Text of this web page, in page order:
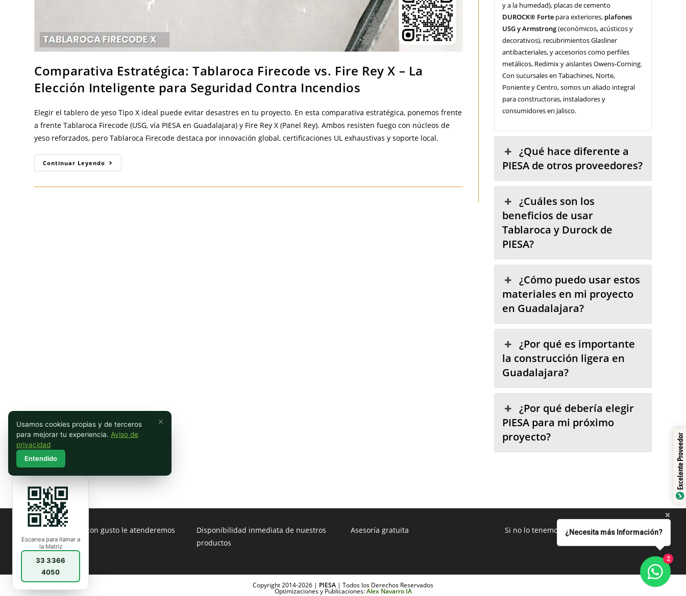
¿Necesita más Información?
2
Comparativa Estratégica: Tablaroca Firecode vs. Fire Rey X – La
Elección Inteligente para Seguridad Contra Incendios
Elegir el tablero de yeso Tipo X ideal puede evitar desastres en tu proyecto. En esta comparativa estratégica, ponemos frente
a frente Tablaroca Firecode (USG, vía PIESA en Guadalajara) y Fire Rey X (Panel Rey). Ambos resisten fuego con núcleos de
yeso reforzados, pero Tablaroca Firecode destaca por innovación global, certificaciones UL exhaustivas y soporte local.
Continuar Leyendo Comparativa
Estratégica:
Firecode
y a la humedad), placas de cemento
DUROCK® Forte para exteriores, plafones
USG y Armstrong(económicos, acústicos y
decorativos), recubrimientos Glasliner
antibacteriales, y accesorios como perfiles
metálicos, Redimix y aislantes Owens-Corning.
Con sucursales en Tabachines, Norte,
Poniente y Centro, somos un aliado integral
para constructoras, instaladores y
consumidores en Jalisco.
¿Qué hace diferente a
PIESA de otros proveedores?
¿Cuáles son los
beneficios de usar
Tablaroca y Durock de
PIESA?
¿Cómo puedo usar estos
materiales en mi proyecto
en Guadalajara?
¿Por qué es importante
la construcción ligera en
Guadalajara?
¿Por qué debería elegir
PIESA para mi próximo
proyecto?
Contáctenos con gusto le atenderemos
Disponibilidad inmediata de nuestros
productos
Asesoría gratuita Si no lo tenemos se los conseguimos
Copyright 2014-2026 | PIESA | Todos los Derechos Reservados
Optimizaciones y Publicaciones:Alex Navarro IA
Escanea para llamar a
la Matriz
33 3366
4050
Usamos cookies propias y de terceros
para mejorar tu experiencia. Aviso de
privacidad
Entendido
Excelente Proveedor